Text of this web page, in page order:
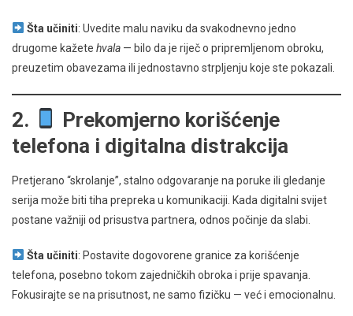
Šta učiniti: Uvedite malu naviku da svakodnevno jedno
drugome kažete hvala — bilo da je riječ o pripremljenom obroku,
preuzetim obavezama ili jednostavno strpljenju koje ste pokazali.
2.
Prekomjerno korišćenje
telefona i digitalna distrakcija
Pretjerano “skrolanje”, stalno odgovaranje na poruke ili gledanje
serija može biti tiha prepreka u komunikaciji. Kada digitalni svijet
postane važniji od prisustva partnera, odnos počinje da slabi.
Šta učiniti: Postavite dogovorene granice za korišćenje
telefona, posebno tokom zajedničkih obroka i prije spavanja.
Fokusirajte se na prisutnost, ne samo fizičku — već i emocionalnu.